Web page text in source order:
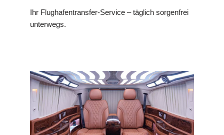
Ihr Flughafentransfer-Service – täglich sorgenfrei
unterwegs.